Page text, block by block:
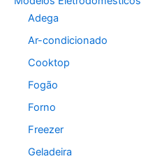
Adega
Ar-condicionado
Cooktop
Fogão
Forno
Freezer
Geladeira